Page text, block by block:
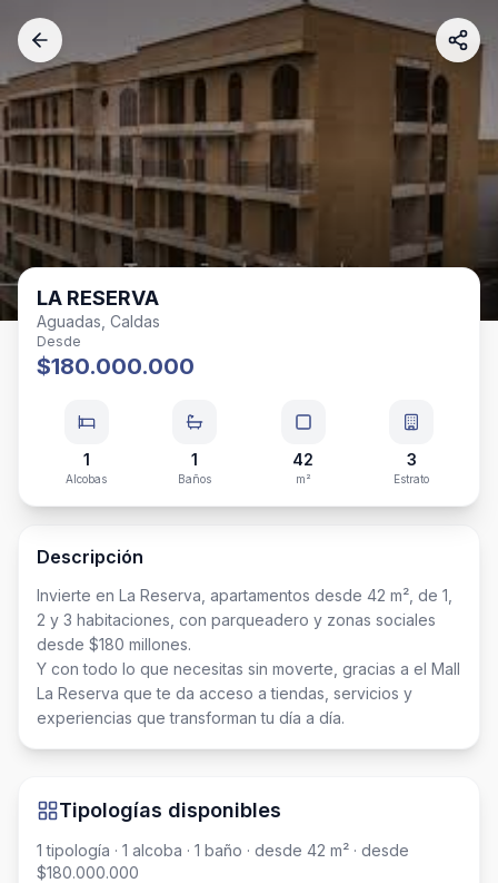
LA RESERVA
Aguadas, Caldas
Desde
$180.000.000
1
Alcobas
1
Baños
42
m²
3
Estrato
Descripción
Invierte en La Reserva, apartamentos desde 42 m², de 1,
2 y 3 habitaciones, con parqueadero y zonas sociales
desde $180 millones.
Y con todo lo que necesitas sin moverte, gracias a el Mall
La Reserva que te da acceso a tiendas, servicios y
experiencias que transforman tu día a día.
Tipologías disponibles
1 tipología · 1 alcoba · 1 baño · desde 42 m² · desde
$180.000.000